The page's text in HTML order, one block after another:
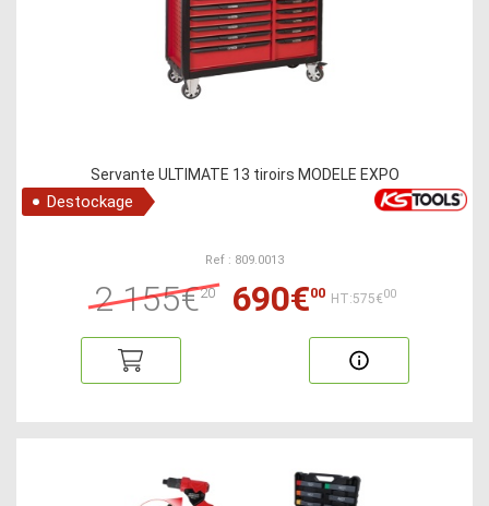
Servante ULTIMATE 13 tiroirs MODELE EXPO
Destockage
Ref : 809.0013
2 155€20 690€00 HT:575€00